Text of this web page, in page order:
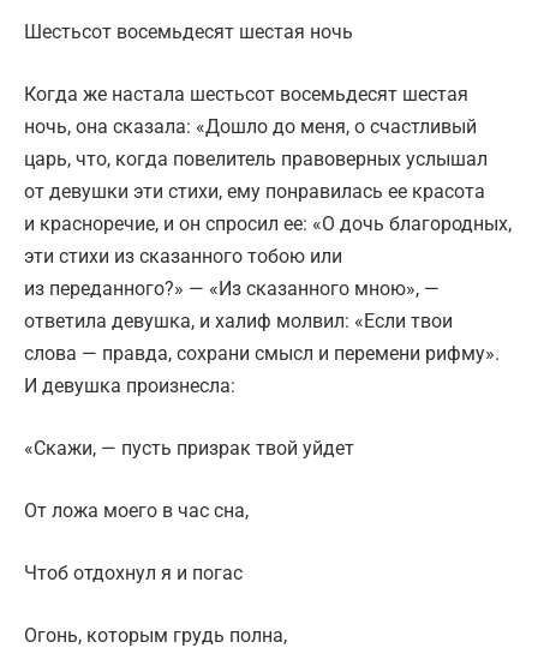
Шестьсот восемьдесят шестая ночь
Когда же настала шестьсот восемьдесят шестая
ночь, она сказала: «Дошло до меня, о счастливый
царь, что, когда повелитель правоверных услышал
от девушки эти стихи, ему понравилась ее красота
и красноречие, и он спросил ее: «О дочь благородных,
эти стихи из сказанного тобою или
из переданного?» — «Из сказанного мною», —
ответила девушка, и халиф молвил: «Если твои
слова — правда, сохрани смысл и перемени рифму».
И девушка произнесла:
«Скажи, — пусть призрак твой уйдет
От ложа моего в час сна,
Чтоб отдохнул я и погас
Огонь, которым грудь полна,